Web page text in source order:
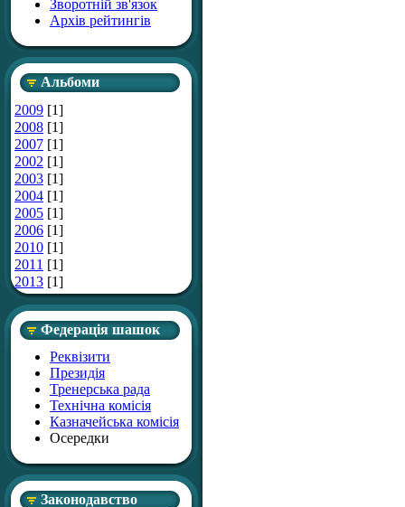
Зворотній зв'язок
Архів рейтингів
Альбоми
2009 [1]
2008 [1]
2007 [1]
2002 [1]
2003 [1]
2004 [1]
2005 [1]
2006 [1]
2010 [1]
2011 [1]
2013 [1]
Федерація шашок
Реквізити
Президія
Тренерська рада
Технічна комісія
Казначейська комісія
Осередки
Законодавство